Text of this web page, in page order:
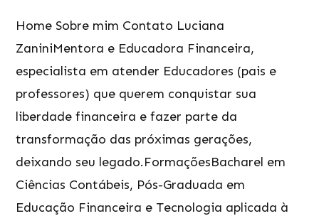
Home Sobre mim Contato Luciana
ZaniniMentora e Educadora Financeira,
especialista em atender Educadores (pais e
professores) que querem conquistar sua
liberdade financeira e fazer parte da
transformação das próximas gerações,
deixando seu legado.FormaçõesBacharel em
Ciências Contábeis, Pós-Graduada em
Educação Financeira e Tecnologia aplicada à